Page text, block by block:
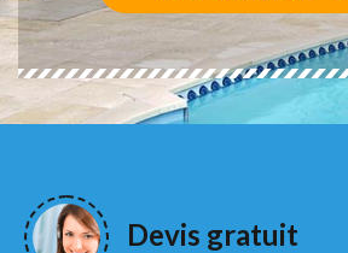
Devis gratuit